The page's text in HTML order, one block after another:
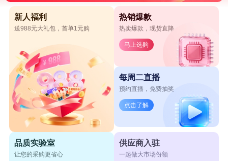
新人福利
送988元大礼包，首单1元购
热销爆款
热卖爆款，现货直降
马上选购
每周二直播
预约直播，免费抽奖
点击了解
品质实验室
让您的采购更省心
供应商入驻
一起做大市场份额